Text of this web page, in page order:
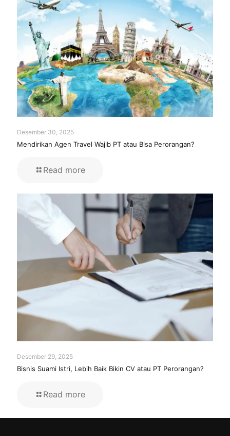
Desember 30, 2025
Mendirikan Agen Travel Wajib PT atau Bisa Perorangan?
Read more
Desember 29, 2025
Bisnis Suami Istri, Lebih Baik Bikin CV atau PT Perorangan?
Read more